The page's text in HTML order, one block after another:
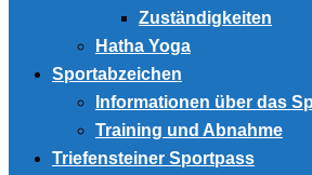
Zuständigkeiten
Hatha Yoga
Sportabzeichen
Informationen über das
Training und Abnahme
Triefensteiner Sportpass